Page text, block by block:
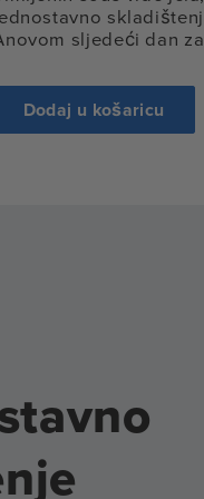
sljedeći dan
Dodaj u košaricu